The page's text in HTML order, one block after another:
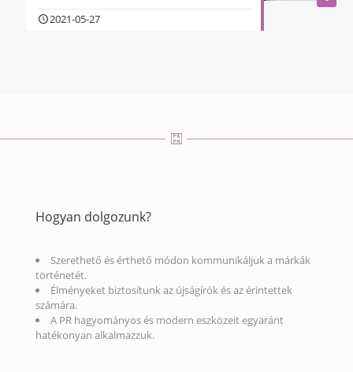
2021-05-27
Hogyan dolgozunk?
Szerethető és érthető módon kommunikáljuk a márkák
történetét.
Élményeket biztosítunk az újságírók és az érintettek
számára.
A PR hagyományos és modern eszközeit egyaránt
hatékonyan alkalmazzuk.